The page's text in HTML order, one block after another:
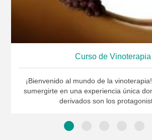
Curso de Vinoterapia
¡Bienvenido al mundo de la
sumergirte en una experiencia única
derivados son los